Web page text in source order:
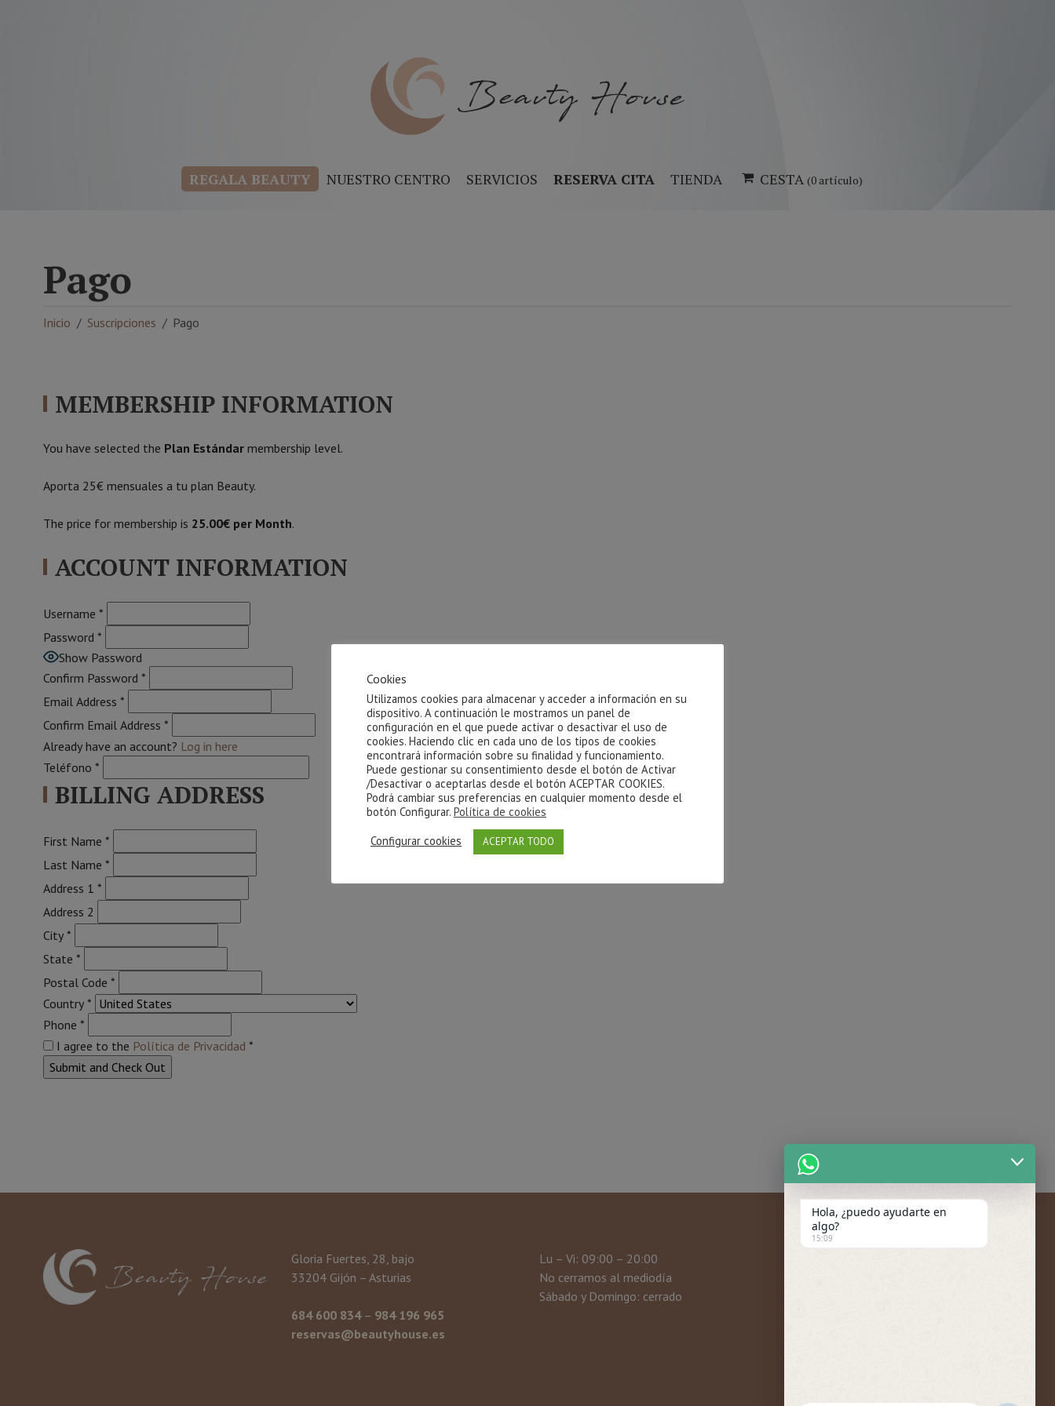
REGALA BEAUTY NUESTRO CENTRO SERVICIOS RESERVA CITA TIENDA CESTA (0 artículo)
Pago
Inicio Suscripciones Pago
MEMBERSHIP INFORMATION
You have selected the Plan Estándar membership level.
Aporta 25€ mensuales a tu plan Beauty.
The price for membership is 25.00€ per Month.
ACCOUNT INFORMATION
Username *
Password *
Show Password
Confirm Password *
Email Address *
Confirm Email Address *
Already have an account? Log in here
Teléfono *
BILLING ADDRESS
First Name *
Last Name *
Address 1 *
Address 2
City *
State *
Postal Code *
Country *
Phone *
I agree to the Política de Privacidad *
Gloria Fuertes, 28, bajo
33204 Gijón – Asturias
684 600 834– 984 196 965
reservas@beautyhouse.es
Lu – Vi: 09:00 – 20:00
No cerramos al mediodía
Sábado y Domingo: cerrado
Cookies
Utilizamos cookies para almacenar y acceder a información en su
dispositivo. A continuación le mostramos un panel de
configuración en el que puede activar o desactivar el uso de
cookies. Haciendo clic en cada uno de los tipos de cookies
encontrará información sobre su finalidad y funcionamiento.
Puede gestionar su consentimiento desde el botón de Activar
/Desactivar o aceptarlas desde el botón ACEPTAR COOKIES.
Podrá cambiar sus preferencias en cualquier momento desde el
botón Configurar. Política de cookies
Configurar cookies
ACEPTAR TODO
Hola, ¿puedo ayudarte en
algo?
15:09